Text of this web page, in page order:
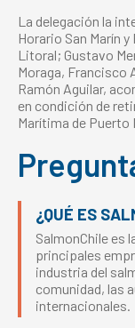
La delegación la
Horario San Marín
Litoral; Gustavo
Moraga, Francisco
Ramón Aguilar,
en condición de
Marítima de Puerto
¿QUÉ ES
SalmonChile es
principales
industria del
comunidad, las
internacionales.